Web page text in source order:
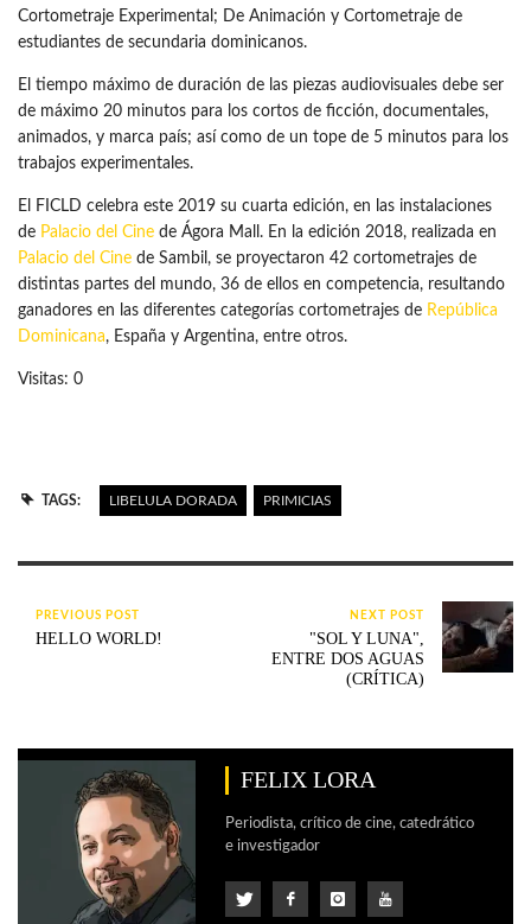
Cortometraje Experimental; De Animación y Cortometraje de
estudiantes de secundaria dominicanos.
El tiempo máximo de duración de las piezas audiovisuales debe ser
de máximo 20 minutos para los cortos de ficción, documentales,
animados, y marca país; así como de un tope de 5 minutos para los
trabajos experimentales.
El FICLD celebra este 2019 su cuarta edición, en las instalaciones
de Palacio del Cine de Ágora Mall. En la edición 2018, realizada en
Palacio del Cine de Sambil, se proyectaron 42 cortometrajes de
distintas partes del mundo, 36 de ellos en competencia, resultando
ganadores en las diferentes categorías cortometrajes de República
Dominicana, España y Argentina, entre otros.
Visitas: 0
TAGS: LIBELULA DORADA PRIMICIAS
PREVIOUS POST
HELLO WORLD!
NEXT POST
"SOL Y LUNA",
ENTRE DOS AGUAS
(CRÍTICA)
FELIX LORA
Periodista, crítico de cine, catedrático
e investigador